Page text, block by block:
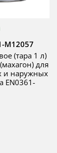
M12057
(тара 1 л)
для
и наружных
EN0361-